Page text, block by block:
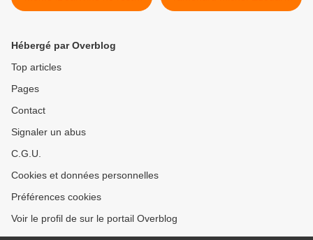
plus qu’1 immense
d’être transformé en statue
Leclerc : Stéphane Travers
Hébergé par Overblog
Top articles
Pages
Contact
Signaler un abus
C.G.U.
Cookies et données personnelles
Préférences cookies
Voir le profil de sur le portail Overblog